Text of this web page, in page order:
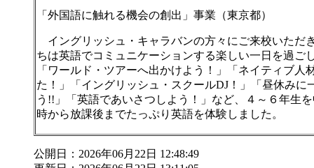
「外国語に触れる機会の創出」事業（東京都）
イングリッシュ・キャラバンの方々にご来校いただ
ちは英語でコミュニケーションする楽しい一日を過ご
「ワールド・ツアーへ出かけよう！」「ネイティブ人
た！」「イングリッシュ・スクールDJ！」「昼休みに
う!!」「英語であいさつしよう！」など、４～６年生
時から放課後までたっぷり英語を体験しました。
公開日：2026年06月22日 12:48:49